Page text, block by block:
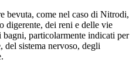
bevuta, come nel caso di Nitrodi,
digerente, dei reni e delle vie
particolarmente indicati per
del sistema nervoso, degli